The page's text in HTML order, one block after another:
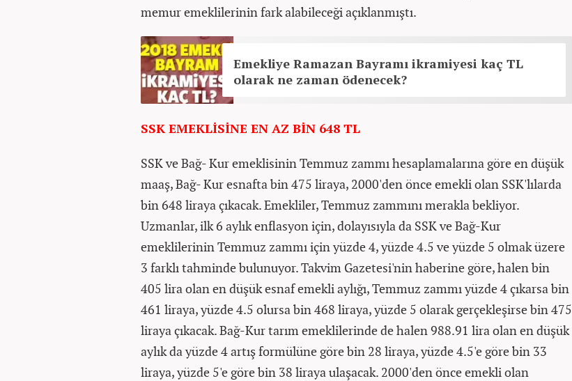
memur emeklilerinin fark alabileceği açıklanmıştı.
Emekliye Ramazan Bayramı ikramiyesi kaç TL
olarak ne zaman ödenecek?
SSK EMEKLİSİNE EN AZ BİN 648 TL
SSK ve Bağ- Kur emeklisinin Temmuz zammı hesaplamalarına göre en düşük
maaş, Bağ- Kur esnafta bin 475 liraya, 2000'den önce emekli olan SSK'lılarda
bin 648 liraya çıkacak. Emekliler, Temmuz zammını merakla bekliyor.
Uzmanlar, ilk 6 aylık enflasyon için, dolayısıyla da SSK ve Bağ-Kur
emeklilerinin Temmuz zammı için yüzde 4, yüzde 4.5 ve yüzde 5 olmak üzere
3 farklı tahminde bulunuyor. Takvim Gazetesi'nin haberine göre, halen bin
405 lira olan en düşük esnaf emekli aylığı, Temmuz zammı yüzde 4 çıkarsa bin
461 liraya, yüzde 4.5 olursa bin 468 liraya, yüzde 5 olarak gerçekleşirse bin 475
liraya çıkacak. Bağ-Kur tarım emeklilerinde de halen 988.91 lira olan en düşük
aylık da yüzde 4 artış formülüne göre bin 28 liraya, yüzde 4.5'e göre bin 33
liraya, yüzde 5'e göre bin 38 liraya ulaşacak. 2000'den önce emekli olan